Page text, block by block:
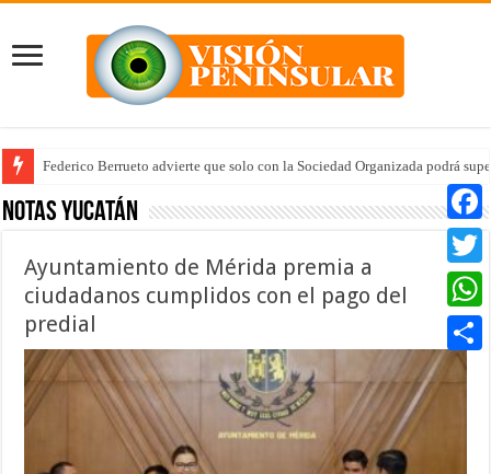
Federico Berrueto advierte que solo con la Sociedad Organizada podrá
Arrancan la tercera etapa de Médico 24/7
Notas Yucatán
Ayuntamiento de Mérida premia a
ciudadanos cumplidos con el pago del
predial
Twitter